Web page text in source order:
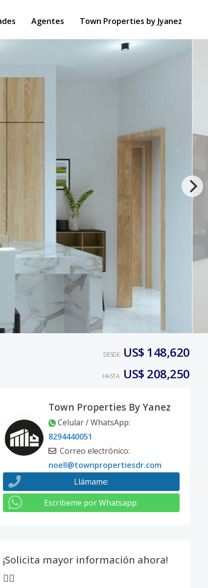
Agentes Town Properties by Jyanez
DESDE US$ 148,620
HASTA US$ 208,250
Town Properties By Yanez
Celular / WhatsApp:
8294440051
Correo electrónico:
noell@townpropertiesdr.com
Llámame:
Escribeme por Whatsapp:
¡Solicita mayor información ahora!
👇🏽